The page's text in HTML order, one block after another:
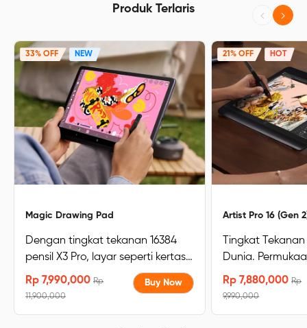
Produk Terlaris
33% OFF NEW
Magic Drawing Pad
Dengan tingkat tekanan 16384
pensil X3 Pro, layar seperti kertas,
109% sRGB, resolusi layar 2160 x
1440 yang sepenuhnya
Rp 7,990,000 Rp
11,900,000
Buy Now
21% OFF HOT
Artist Pro 16 (Gen
Tingkat
Dunia.
Terbaik untuk
Bersertifikat
Rp 7,880,000 Rp
9,990,000